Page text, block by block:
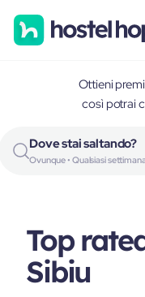
Ottieni
così potrai
Dove stai saltando?
Ovunque • Qualsiasi
Top
Sibiu